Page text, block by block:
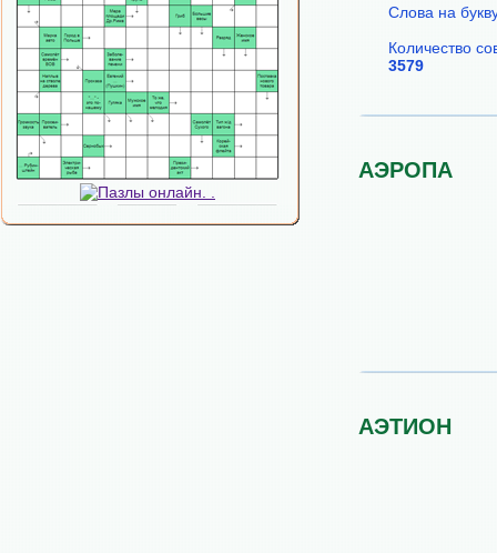
Слова на
Количество
3579
АЭРОПА
АЭТИОН